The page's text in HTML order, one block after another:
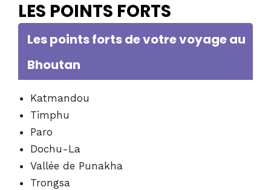
LES POINTS FORTS
Les points forts de votre voyage au
Bhoutan
Katmandou
Timphu
Paro
Dochu-La
Vallée de Punakha
Trongsa